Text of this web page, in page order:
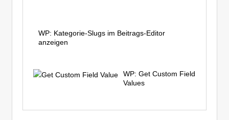
WP: Kategorie-Slugs im Beitrags-Editor
anzeigen
WP: Get Custom Field
Values